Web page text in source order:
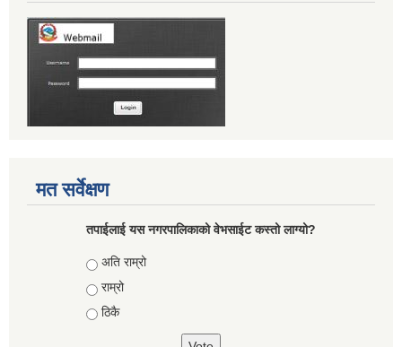
मत सर्वेक्षण
तपाईलाई यस नगरपालिकाको वेभसाईट कस्तो लाग्यो?
Choices
अति राम्रो
राम्रो
ठिकै